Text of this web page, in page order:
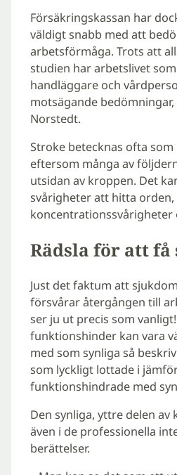
Försäkringskassan har
väldigt snabb med att
arbetsförmåga. Trots att
studien har arbetslivet
handläggare och
motsägande
Norstedt.
Stroke betecknas ofta
eftersom många av
utsidan av kroppen. Det
svårigheter att hitta orden,
Rädsla för att få
Just det faktum att
försvårar återgången till
ser ju ut precis som
funktionshinder kan vara
med som synliga så
som lyckligt lottade i
funktionshindrade med
Den synliga, yttre delen av
även i de professionella
berättelser.